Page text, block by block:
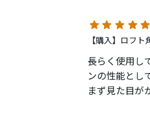
【購入】ロフト
長らく使用し
ンの性能とし
まず見た目が
に良くなり
いい、打感